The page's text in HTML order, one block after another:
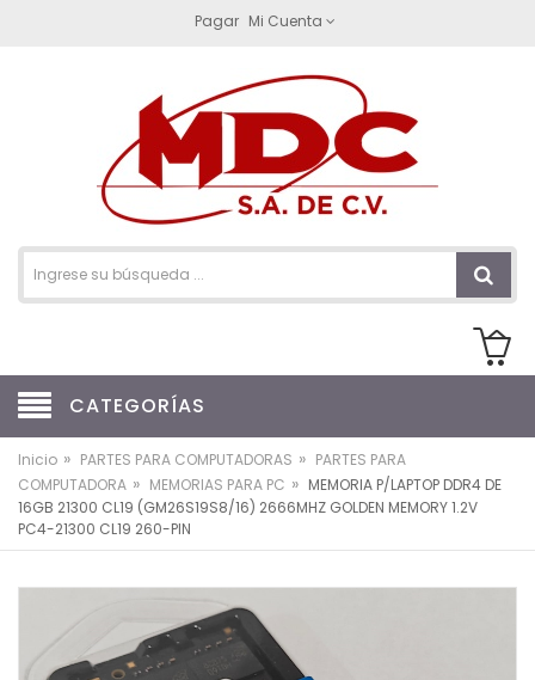
Pagar Mi Cuenta
CATEGORÍAS
Inicio » PARTES PARA COMPUTADORAS » PARTES PARA
COMPUTADORA » MEMORIAS PARA PC » MEMORIA P/LAPTOP DDR4 DE
16GB 21300 CL19 (GM26S19S8/16) 2666MHZ GOLDEN MEMORY 1.2V
PC4-21300 CL19 260-PIN